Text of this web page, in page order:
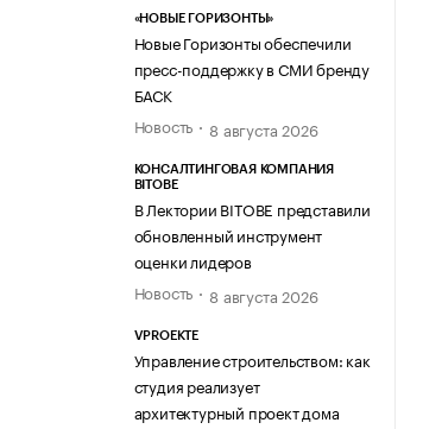
«НОВЫЕ ГОРИЗОНТЫ»
Новые Горизонты обеспечили
пресс-поддержку в СМИ бренду
БАСК
Новость
8 августа 2026
КОНСАЛТИНГОВАЯ КОМПАНИЯ
BITOBE
В Лектории BITOBE представили
обновленный инструмент
оценки лидеров
Новость
8 августа 2026
VPROEKTE
Управление строительством: как
студия реализует
архитектурный проект дома